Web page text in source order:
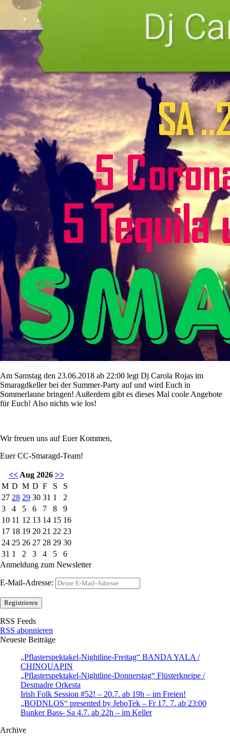
Am Samstag den 23.06.2018 ab 22:00 legt Dj Carola Rojas im
Smaragdkeller bei der Summer-Party auf und wird Euch in
Sommerlaune bringen! Außerdem gibt es dieses Mal coole Angebote
für Euch! Also nichts wie los!
Wir freuen uns auf Euer Kommen,
Euer CC-Smaragd-Team!
<< Aug 2026 >>
M D M D F S
S
27 28 29 30 31 1
2
3
4 5 6 7 8
9
10 11 12 13 14 15 16
17 18 19 20 21 22 23
24 25 26 27 28 29 30
31 1 2 3 4 5
6
Anmeldung zum Newsletter
E-Mail-Adresse:
RSS Feeds
RSS abonnieren
Neueste Beiträge
„Pflasterspektakel-Nightline-Freitag“ BANDA YALA /
CHINQUAPIN
„Pflasterspektakel-Nightline-Donnerstag“ Flüsterkneipe /
Desmadre Orkesta
Irish Folk Session #52! – 20.7. ab 19h – im Freien!
„BODNLOS“ presented by JeboTek – Fr 17. 7. ab 23:00
Bunker Bass- Sa 4.7. ab 22h – im Keller
Archive